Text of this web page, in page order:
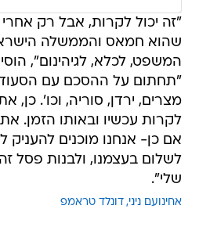
"זה יכול לקרות, אבל רק
שהוא חמאס והממשלה
המשפט, לכלא, לגיהינום",
"תחתום על ההסכם עם
מצרים, ירדן, סוריה, וכו'. כן,
לקרות עכשיו ובאותו הזמן.
אם כן- אנחנו מוכנים להעניק
לשלום בעצמנו, ולבנות פסל
שלי".
אחינועם ניני דונלד טראמפ